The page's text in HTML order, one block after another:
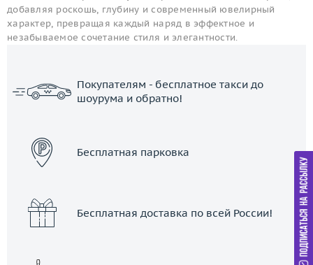
добавляя роскошь, глубину и современный ювелирный
характер, превращая каждый наряд в эффектное и
незабываемое сочетание стиля и элегантности.
Покупателям - бесплатное такси до
шоурума и обратно!
Бесплатная парковка
Бесплатная доставка по всей России!